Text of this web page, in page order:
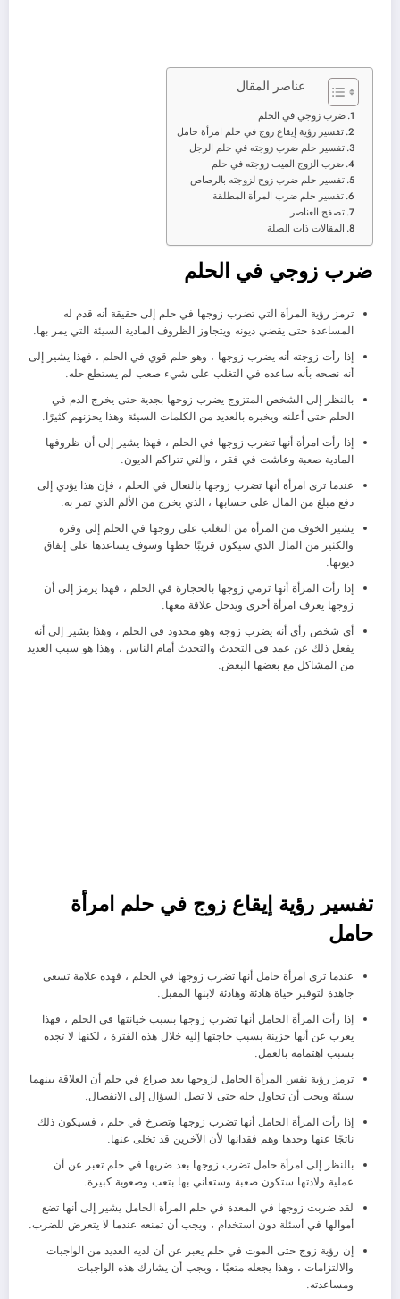
عناصر المقال
ضرب زوجي في الحلم
تفسير رؤية إيقاع زوج في حلم امرأة حامل
تفسير حلم ضرب زوجته في حلم الرجل
ضرب الزوج الميت زوجته في حلم
تفسير حلم ضرب زوج لزوجته بالرصاص
تفسير حلم ضرب المرأة المطلقة
تصفح العناصر
المقالات ذات الصلة
ضرب زوجي في الحلم
ترمز رؤية المرأة التي تضرب زوجها في حلم إلى حقيقة أنه قدم له
المساعدة حتى يقضي ديونه ويتجاوز الظروف المادية السيئة التي يمر بها.
إذا رأت زوجته أنه يضرب زوجها ، وهو حلم قوي في الحلم ، فهذا يشير إلى
أنه نصحه بأنه ساعده في التغلب على شيء صعب لم يستطع حله.
بالنظر إلى الشخص المتزوج يضرب زوجها بجدية حتى يخرج الدم في
الحلم حتى أعلنه ويخبره بالعديد من الكلمات السيئة وهذا يحزنهم كثيرًا.
إذا رأت امرأة أنها تضرب زوجها في الحلم ، فهذا يشير إلى أن ظروفها
المادية صعبة وعاشت في فقر ، والتي تتراكم الديون.
عندما ترى امرأة أنها تضرب زوجها بالنعال في الحلم ، فإن هذا يؤدي إلى
دفع مبلغ من المال على حسابها ، الذي يخرج من الألم الذي تمر به.
يشير الخوف من المرأة من التغلب على زوجها في الحلم إلى وفرة
والكثير من المال الذي سيكون قريبًا حظها وسوف يساعدها على إنفاق
ديونها.
إذا رأت المرأة أنها ترمي زوجها بالحجارة في الحلم ، فهذا يرمز إلى أن
زوجها يعرف امرأة أخرى ويدخل علاقة معها.
أي شخص رأى أنه يضرب زوجه وهو محدود في الحلم ، وهذا يشير إلى أنه
يفعل ذلك عن عمد في التحدث والتحدث أمام الناس ، وهذا هو سبب العديد
من المشاكل مع بعضها البعض.
تفسير رؤية إيقاع زوج في حلم امرأة
حامل
عندما ترى امرأة حامل أنها تضرب زوجها في الحلم ، فهذه علامة تسعى
جاهدة لتوفير حياة هادئة وهادئة لابنها المقبل.
إذا رأت المرأة الحامل أنها تضرب زوجها بسبب خيانتها في الحلم ، فهذا
يعرب عن أنها حزينة بسبب حاجتها إليه خلال هذه الفترة ، لكنها لا تجده
بسبب اهتمامه بالعمل.
ترمز رؤية نفس المرأة الحامل لزوجها بعد صراع في حلم أن العلاقة بينهما
سيئة ويجب أن تحاول حله حتى لا تصل السؤال إلى الانفصال.
إذا رأت المرأة الحامل أنها تضرب زوجها وتصرخ في حلم ، فسيكون ذلك
ناتجًا عنها وحدها وهم فقدانها لأن الآخرين قد تخلى عنها.
بالنظر إلى امرأة حامل تضرب زوجها بعد ضربها في حلم تعبر عن أن
عملية ولادتها ستكون صعبة وستعاني بها بتعب وصعوبة كبيرة.
لقد ضربت زوجها في المعدة في حلم المرأة الحامل يشير إلى أنها تضع
أموالها في أسئلة دون استخدام ، ويجب أن تمنعه ​​عندما لا يتعرض للضرب.
إن رؤية زوج حتى الموت في حلم يعبر عن أن لديه العديد من الواجبات
والالتزامات ، وهذا يجعله متعبًا ، ويجب أن يشارك هذه الواجبات
ومساعدته.